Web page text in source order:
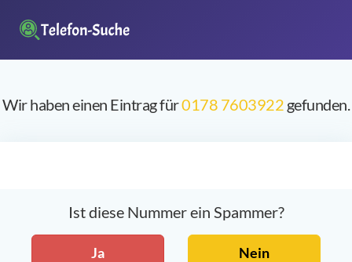
Wir haben einen Eintrag für0178 7603922 gefunden.
Ist diese Nummer ein Spammer?
Ja Nein